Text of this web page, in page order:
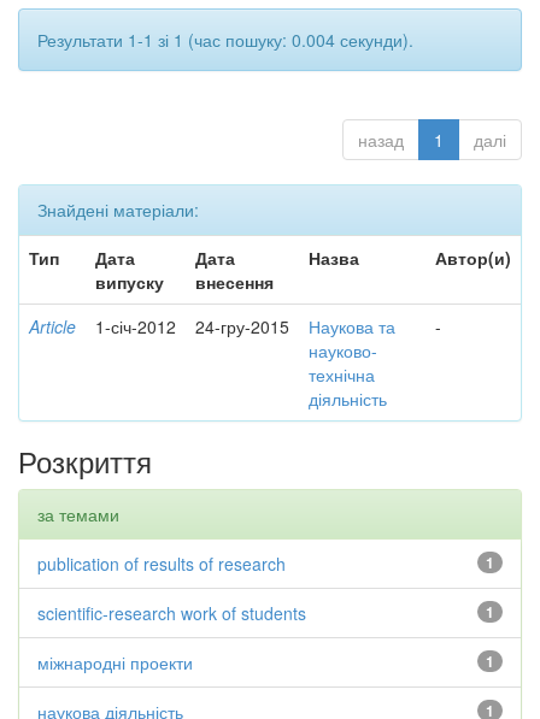
Результати 1-1 зі 1 (час пошуку: 0.004 секунди).
назад 1 далі
Знайдені матеріали:
Тип
Дата
випуску
Дата
внесення
Назва Автор(и)
Article 1-січ-2012 24-гру-2015
Наукова та
науково-
технічна
діяльність
-
Розкриття
за темами
1
publication of results of research
1
scientific-research work of students
1
міжнародні проекти
1
наукова діяльність